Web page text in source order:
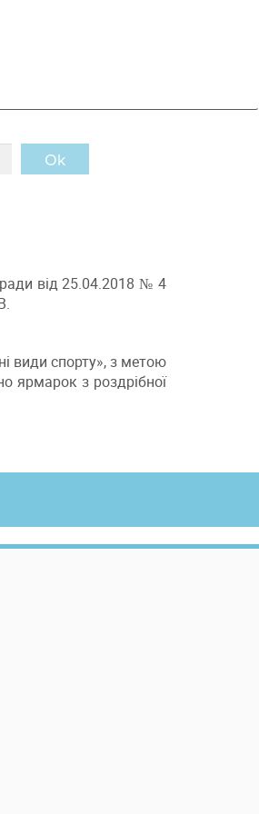
Ok
ради від 25.04.2018 № 4
види спорту», з метою
ярмарок з роздрібної